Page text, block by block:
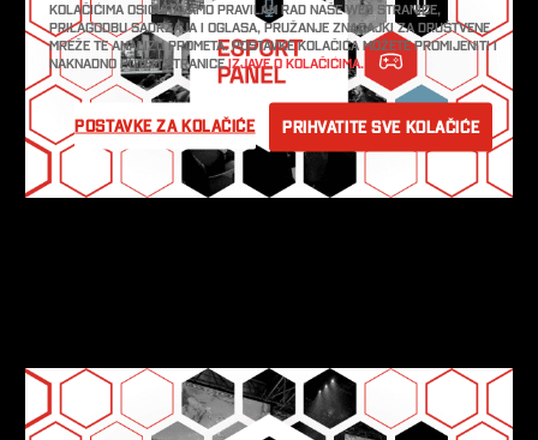
Kolačićima osiguravamo pravilan rad naše web stranice,
prilagodbu sadržaja i oglasa, pružanje značajki za društvene
mreže te analizu prometa. Postavke kolačića možete promijeniti i
naknadno putem straniceIzjave o kolačićima.
Postavke za kolačiće Prihvatite sve kolačiće